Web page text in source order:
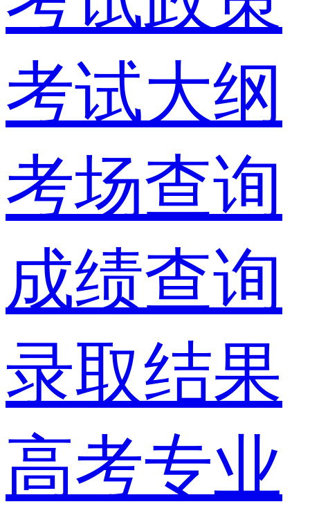
考试大纲
考场查询
成绩查询
录取结果
高考专业